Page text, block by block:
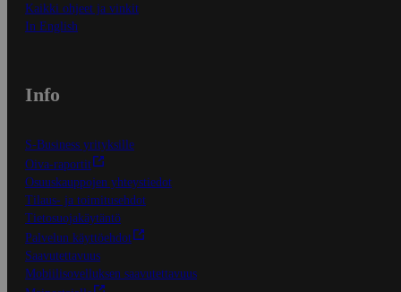
Kaikki ohjeet ja vinkit
In English
Info
S-Business yrityksille
Oiva-raportit
Osuuskauppojen yhteystiedot
Tilaus- ja toimitusehdot
Tietosuojakäytäntö
Palvelun käyttöehdot
Saavutettavuus
Mobiilisovelluksen saavutettavuus